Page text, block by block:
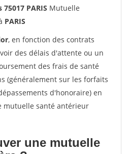
PARIS Mutuelle
PARIS
, en fonction des contrats
des délais d'attente ou un
des frais de santé
(généralement sur les forfaits
d'honoraire) en
mutuelle santé antérieur
une mutuelle